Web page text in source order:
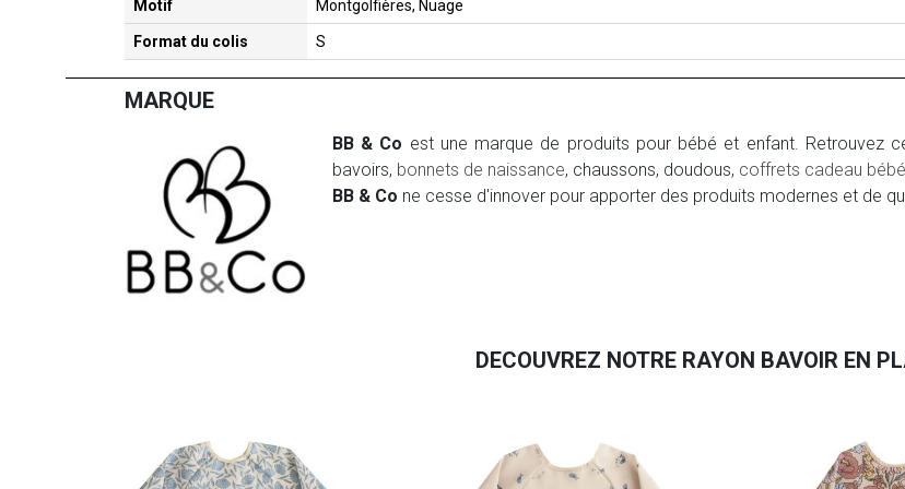
Motif Montgolfières, Nuage
Format du colis S
MARQUE
BB & Co est une marque de produits pour bébé et enfant. Retrouvez
bavoirs, bonnets de naissance, chaussons, doudous, coffrets cadeau bébé
BB & Co ne cesse d'innover pour apporter des produits modernes et de
DECOUVREZ NOTRE RAYON BAVOIR EN